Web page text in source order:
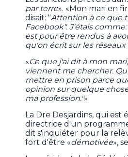
par terre». «Mon mari en
disait: "Attention à ce que
Facebook". J'étais
est pour être rendus à
qu'on écrit sur les réseaux
«Ce que j'ai dit à mon
viennent me chercher.
mettre en prison parce
opinion sur quelque
ma profession."»
La Dre Desjardins, qui est
directrice d'un
dit s'inquiéter pour la
fort d'être «démotivée»,